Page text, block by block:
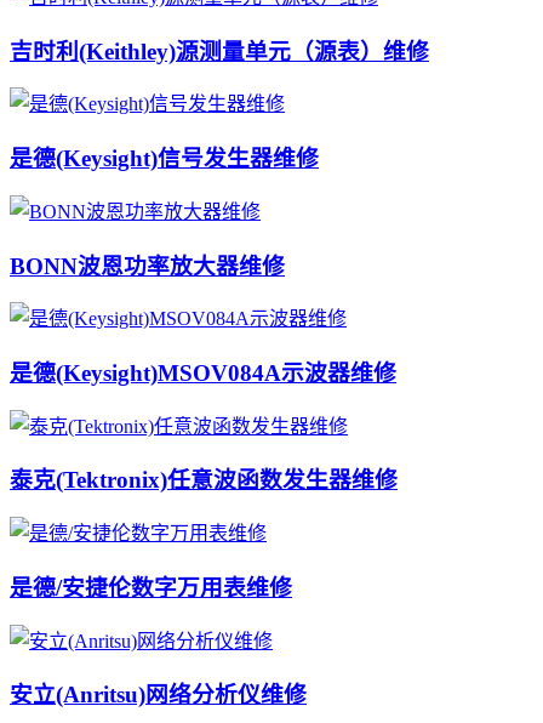
吉时利(Keithley)源测量单元（源表）维修
是德(Keysight)信号发生器维修
BONN波恩功率放大器维修
是德(Keysight)MSOV084A示波器维修
泰克(Tektronix)任意波函数发生器维修
是德/安捷伦数字万用表维修
安立(Anritsu)网络分析仪维修